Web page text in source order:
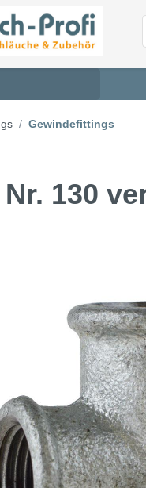
Gewindefittings
130